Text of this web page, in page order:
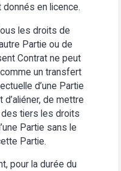
en licence.
les droits de
Partie ou de
Contrat ne peut
un transfert
d’une Partie
d’aliéner, de mettre
tiers les droits
Partie sans le
Partie.
pour la durée du